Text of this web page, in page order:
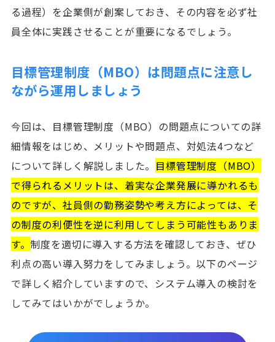
る過程）を企業側が創案しておき、その内容を必ず社
員全体に実践させることが重要になるでしょう。
目標管理制度（MBO）は問題点に注意し
ながら運用しましょう
今回は、目標管理制度（MBO）の問題点についての詳
細情報をはじめ、メリットや問題点、対処法4つなど
について詳しく解説しました。 目標管理制度（MBO）
で得られるメリットは、着実な企業発展に導かれるも
のですが、社員側の勤務姿勢や考え方によっては、そ
の制度の利便性を逆に利用してしまう可能性もありま
す。 制度を適切に導入する方法を確認しておき、ぜひ
利点の高い導入努力をしてみましょう。以下のページ
で詳しく紹介していますので、システム導入の検討を
してみてはいかがでしょうか。